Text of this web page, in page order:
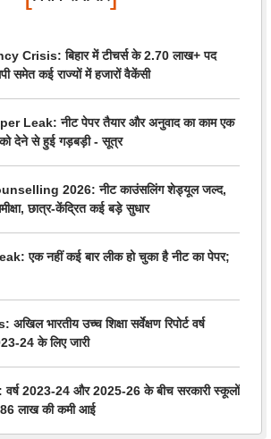
Crisis: बिहार में टीचर्स के 2.70 लाख+ पद
समेत कई राज्यों में हजारों वैकेंसी
Leak: नीट पेपर तैयार और अनुवाद का काम एक
को देने से हुई गड़बड़ी - सूत्र
2026: नीट काउंसलिंग शेड्यूल जल्द,
छात्र-केंद्रित कई बड़े सुधार
एक नहीं कई बार लीक हो चुका है नीट का पेपर;
भारतीय उच्च शिक्षा सर्वेक्षण रिपोर्ट वर्ष
24 के लिए जारी
2023-24 और 2025-26 के बीच सरकारी स्कूलों
लाख की कमी आई